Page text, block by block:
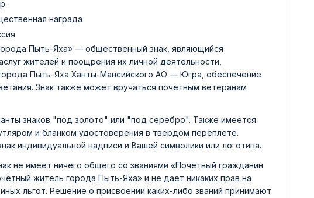
награда
Пыть-Яха» — общественный знак, являющийся
жителей и поощрения их личной деятельности,
Пыть-Яха Ханты-Мансийского АО — Югра, обеспечение
Знак также может вручаться почетным ветеранам
знаков "под золото" или "под серебро". Также имеется
и бланком удостоверения в твердом переплете.
индивидуальной надписи и Вашей символики или логотипа.
не имеет ничего общего со званиями «Почётный гражданин
житель города Пыть-Яха» и не дает никаких прав на
льгот. Решение о присвоении каких-либо званий принимают